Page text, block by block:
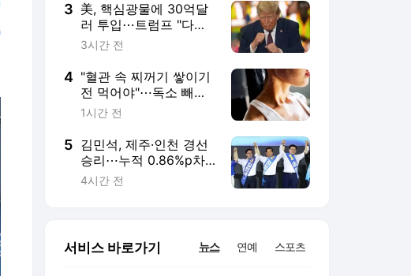
3 美, 핵심광물에 30억달
러 투입⋯트럼프 "다시
는 中 의존 않겠다"
3시간 전
4 "혈관 속 찌꺼기 쌓이기
전 먹어야"⋯독소 빼내
고 만성 염증 없애는 '이
1시간 전
5 김민석, 제주·인천 경선
승리⋯누적 0.86%p차
'초박빙'[종합]
4시간 전
서비스 바로가기 뉴스 연예 스포츠